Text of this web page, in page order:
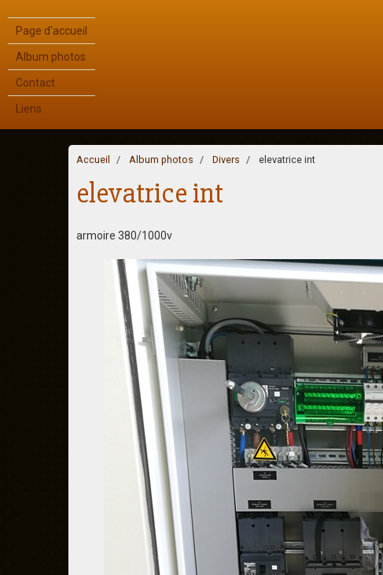
Page d'accueil
Album photos
Contact
Liens
Accueil Album photos Divers elevatrice int
elevatrice int
armoire 380/1000v